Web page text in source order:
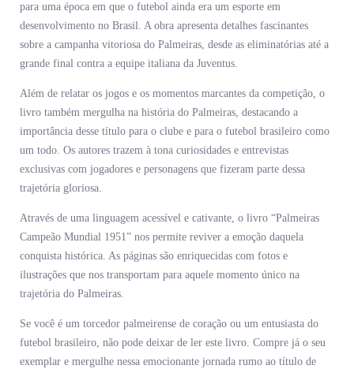
para uma época em que o futebol ainda era um esporte em
desenvolvimento no Brasil. A obra apresenta detalhes fascinantes
sobre a campanha vitoriosa do Palmeiras, desde as eliminatórias até a
grande final contra a equipe italiana da Juventus.
Além de relatar os jogos e os momentos marcantes da competição, o
livro também mergulha na história do Palmeiras, destacando a
importância desse título para o clube e para o futebol brasileiro como
um todo. Os autores trazem à tona curiosidades e entrevistas
exclusivas com jogadores e personagens que fizeram parte dessa
trajetória gloriosa.
Através de uma linguagem acessível e cativante, o livro “Palmeiras
Campeão Mundial 1951” nos permite reviver a emoção daquela
conquista histórica. As páginas são enriquecidas com fotos e
ilustrações que nos transportam para aquele momento único na
trajetória do Palmeiras.
Se você é um torcedor palmeirense de coração ou um entusiasta do
futebol brasileiro, não pode deixar de ler este livro. Compre já o seu
exemplar e mergulhe nessa emocionante jornada rumo ao título de